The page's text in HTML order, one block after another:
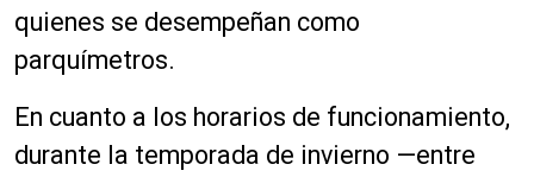
quienes se desempeñan como
parquímetros.
En cuanto a los horarios de funcionamiento,
durante la temporada de invierno —entre